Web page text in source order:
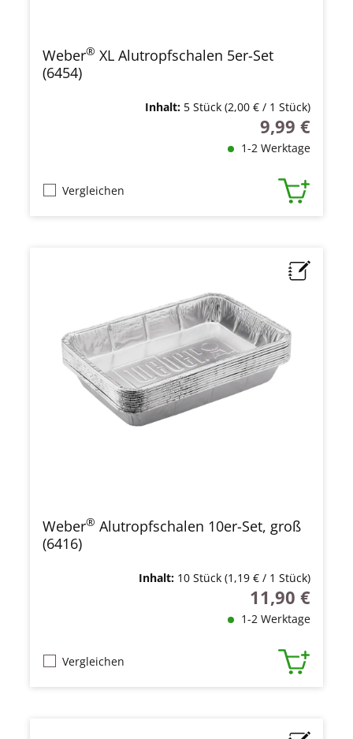
Weber® XL Alutropfschalen 5er-Set
(6454)
Inhalt: 5 Stück (2,00 € / 1 Stück)
Regulärer
9,99 €
1-2 Werktage
Vergleichen
Weber® Alutropfschalen 10er-Set, groß
(6416)
Inhalt: 10 Stück (1,19 € / 1 Stück)
Regulärer Preis:
11,90 €
1-2 Werktage
Vergleichen